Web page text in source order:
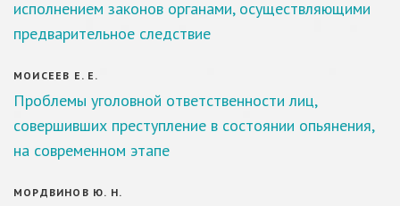
исполнением законов органами, осуществляющими
предварительное следствие
МОИСЕЕВ Е. Е.
Проблемы уголовной ответственности лиц,
совершивших преступление в состоянии опьянения,
на современном этапе
МОРДВИНОВ Ю. Н.